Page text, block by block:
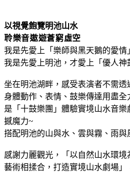
以視覺飽覽明池山水
聆樂音遨遊蒼窮虛空
我是先愛上「樂師與黑天鵝的愛情
我是先愛上明池，才愛上「優人神
坐在明池湖畔，感受表演者不需
身體動作、表情、鼓樂傳達用盡
是「十鼓樂團」體驗實境山水音
撼魔力~
搭配明池的山與水、雲與霧、雨與
感謝力麗觀光，「以自然山水環
藝術相揉合，打造實境山水劇場